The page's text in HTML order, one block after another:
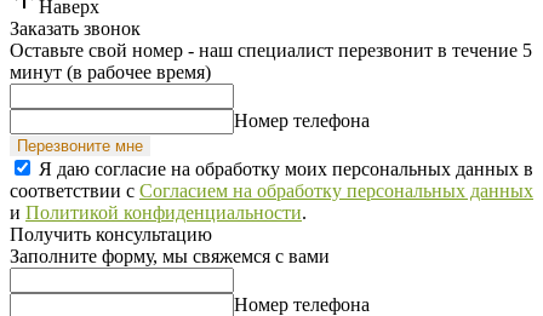
Наверх
Заказать звонок
Оставьте свой номер - наш специалист перезвонит в течение 5
минут (в рабочее время)
Номер телефона
Перезвоните мне
Я даю согласие на обработку моих персональных данных в
соответствии с Согласием на обработку персональных данных
и Политикой конфиденциальности.
Получить консультацию
Заполните форму, мы свяжемся с вами
Номер телефона